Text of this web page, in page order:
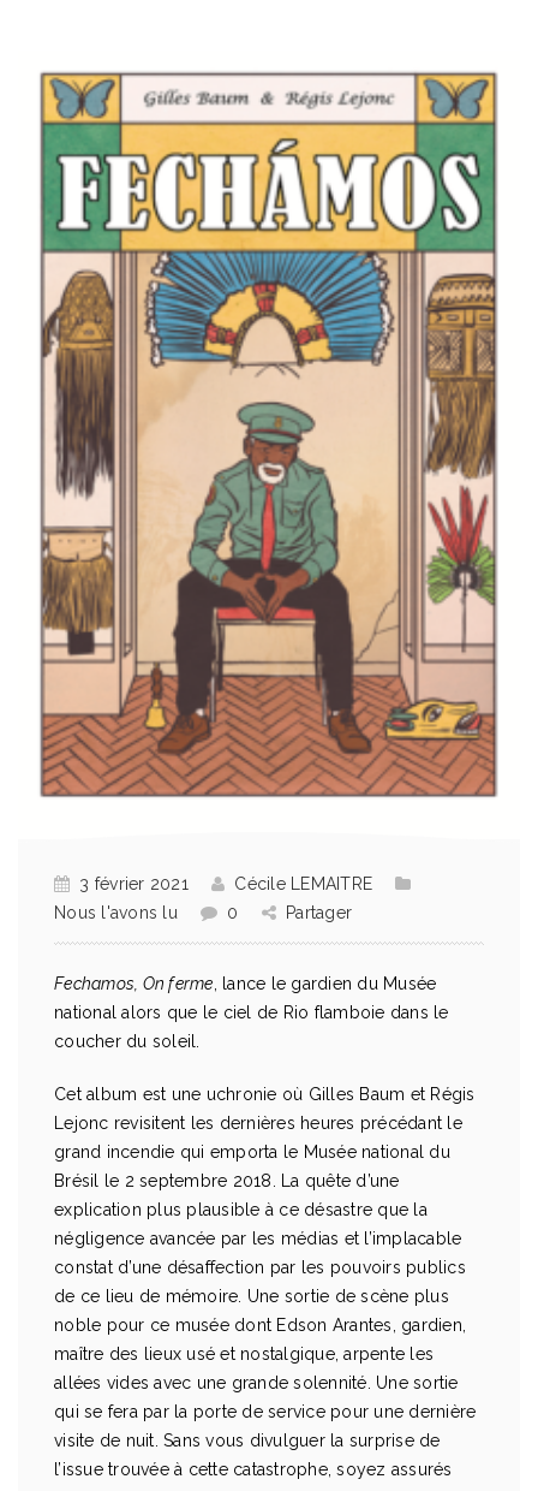
3 février 2021
Cécile LEMAITRE
Nous l'avons lu
0 Partager
Fechamos, On ferme , lance le gardien du Musée
national alors que le ciel de Rio flamboie dans le
coucher du soleil.
Cet album est une uchronie où Gilles Baum et Régis
Lejonc revisitent les dernières heures précédant le
grand incendie qui emporta le Musée national du
Brésil le 2 septembre 2018. La quête d’une
explication plus plausible à ce désastre que la
négligence avancée par les médias et l’implacable
constat d’une désaffection par les pouvoirs publics
de ce lieu de mémoire. Une sortie de scène plus
noble pour ce musée dont Edson Arantes, gardien,
maître des lieux usé et nostalgique, arpente les
allées vides avec une grande solennité. Une sortie
qui se fera par la porte de service pour une dernière
visite de nuit. Sans vous divulguer la surprise de
l’issue trouvée à cette catastrophe, soyez assurés